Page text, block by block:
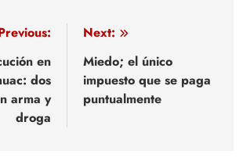
en
dos
arma y
droga
Next:
Miedo; el único
impuesto que se paga
puntualmente